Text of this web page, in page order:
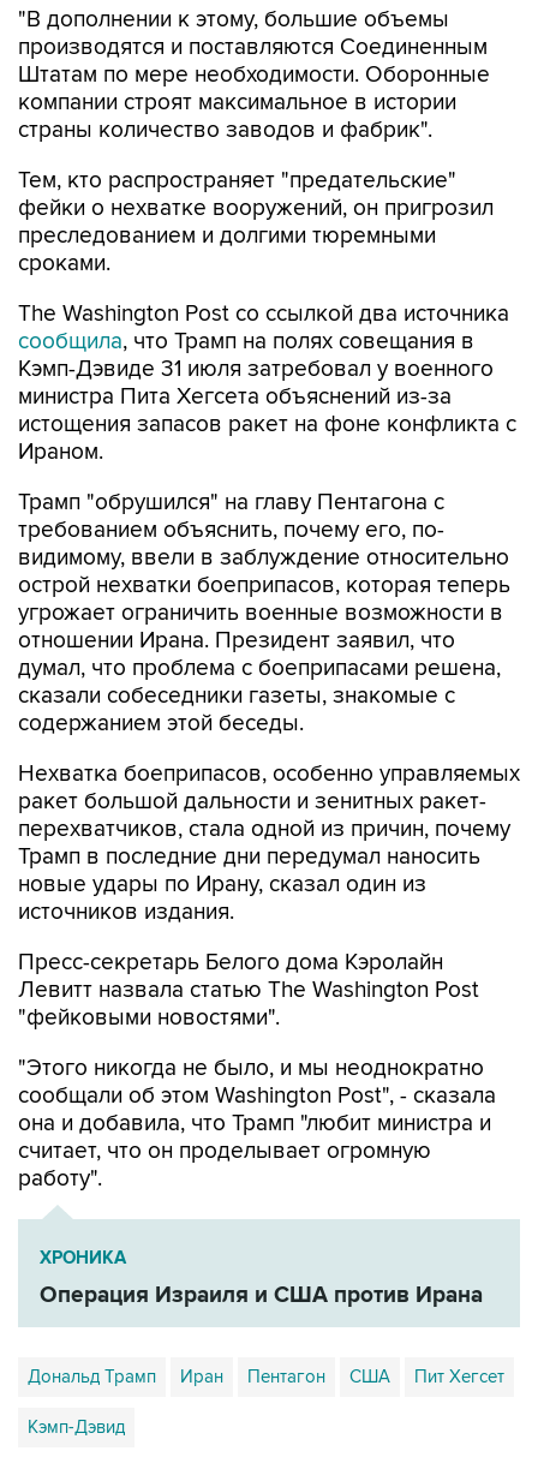
"В дополнении к этому, большие объемы
производятся и поставляются Соединенным
Штатам по мере необходимости. Оборонные
компании строят максимальное в истории
страны количество заводов и фабрик".
Тем, кто распространяет "предательские"
фейки о нехватке вооружений, он пригрозил
преследованием и долгими тюремными
сроками.
The Washington Post со ссылкой два источника
сообщила, что Трамп на полях совещания в
Кэмп-Дэвиде 31 июля затребовал у военного
министра Пита Хегсета объяснений из-за
истощения запасов ракет на фоне конфликта с
Ираном.
Трамп "обрушился" на главу Пентагона с
требованием объяснить, почему его, по-
видимому, ввели в заблуждение относительно
острой нехватки боеприпасов, которая теперь
угрожает ограничить военные возможности в
отношении Ирана. Президент заявил, что
думал, что проблема с боеприпасами решена,
сказали собеседники газеты, знакомые с
содержанием этой беседы.
Нехватка боеприпасов, особенно управляемых
ракет большой дальности и зенитных ракет-
перехватчиков, стала одной из причин, почему
Трамп в последние дни передумал наносить
новые удары по Ирану, сказал один из
источников издания.
Пресс-секретарь Белого дома Кэролайн
Левитт назвала статью The Washington Post
"фейковыми новостями".
"Этого никогда не было, и мы неоднократно
сообщали об этом Washington Post", - сказала
она и добавила, что Трамп "любит министра и
считает, что он проделывает огромную
работу".
ХРОНИКА
Операция Израиля и США против Ирана
Дональд Трамп Иран Пентагон США Пит Хегсет
Кэмп-Дэвид